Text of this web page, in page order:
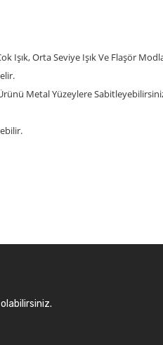
Işık, Orta Seviye Işık Ve Flaşör
Metal Yüzeylere